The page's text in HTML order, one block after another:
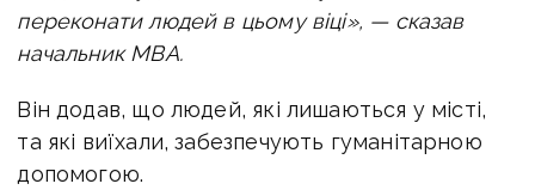
переконати людей в цьому віці», — сказав
начальник МВА.
Він додав, що людей, які лишаються у місті,
та які виїхали, забезпечують гуманітарною
допомогою.